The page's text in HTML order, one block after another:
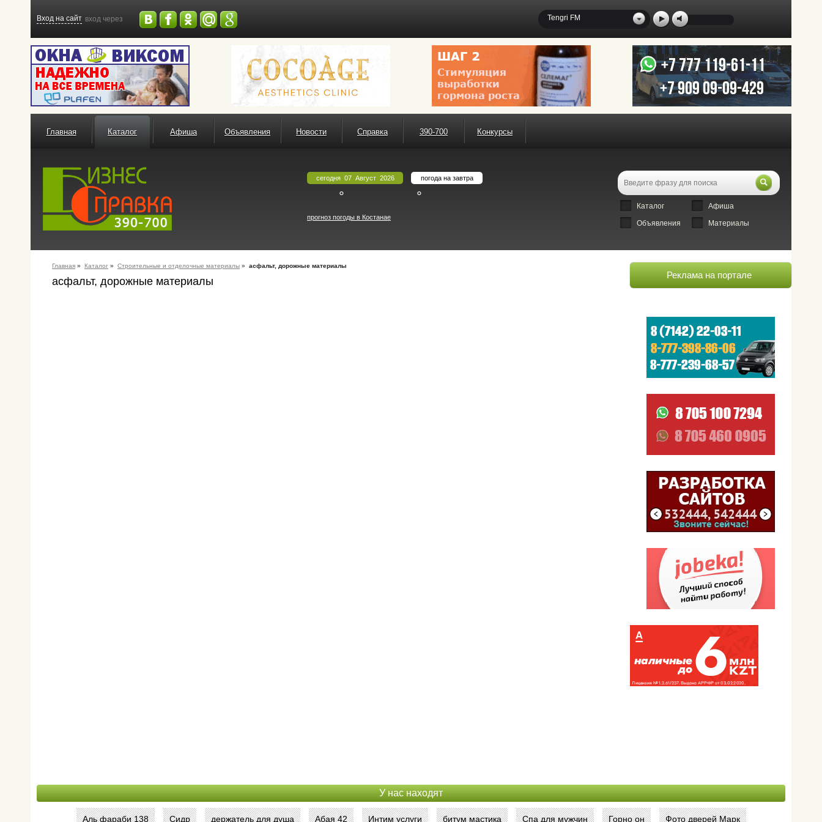
Вход на сайт вход через Tengri FM
Главная Каталог Афиша Объявления Новости Справка 390-700 Конкурсы
сегодня 07 Август 2026
°
погода на завтра
°
прогноз погоды в Костанае
Каталог
Афиша
Объявления
Материалы
Главная » Каталог » Строительные и отделочные материалы » асфальт, дорожные материалы
асфальт, дорожные материалы
Реклама на портале
У нас находят
Аль фараби 138 Сидр держатель для душа Абая 42 Интим услуги битум мастика Спа для мужчин Горно он Фото дверей Марк